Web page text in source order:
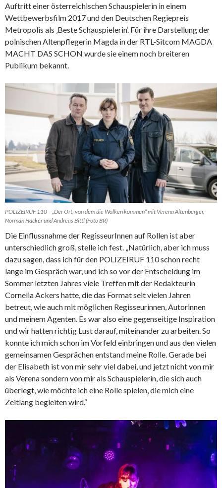
Auftritt einer österreichischen Schauspielerin in einem
Wettbewerbsfilm 2017 und den Deutschen Regiepreis
Metropolis als ‚Beste Schauspielerin‘. Für ihre Darstellung der
polnischen Altenpflegerin Magda in der RTL-Sitcom MAGDA
MACHT DAS SCHON wurde sie einem noch breiteren
Publikum bekannt.
POLIZEIRUF 110 – „Der Ort, von dem die Wolken kommen“ mit Verena Altenberger,
Norman Hacker und Andreas Bittl (Foto BR)
Die Einflussnahme der RegisseurInnen auf Rollen ist aber
unterschiedlich groß, stelle ich fest. „Natürlich, aber ich muss
dazu sagen, dass ich für den POLIZEIRUF 110 schon recht
lange im Gespräch war, und ich so vor der Entscheidung im
Sommer letzten Jahres viele Treffen mit der Redakteurin
Cornelia Ackers hatte, die das Format seit vielen Jahren
betreut, wie auch mit möglichen Regisseurinnen, Autorinnen
und meinem Agenten. Es war also eine gegenseitige Inspiration
und wir hatten richtig Lust darauf, miteinander zu arbeiten. So
konnte ich mich schon im Vorfeld einbringen und aus den vielen
gemeinsamen Gesprächen entstand meine Rolle. Gerade bei
der Elisabeth ist von mir sehr viel dabei, und jetzt nicht von mir
als Verena sondern von mir als Schauspielerin, die sich auch
überlegt, wie möchte ich eine Rolle spielen, die mich eine
Zeitlang begleiten wird.“